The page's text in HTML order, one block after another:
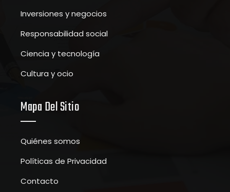
Inversiones y negocios
Responsabilidad social
Ciencia y tecnología
Cultura y ocio
Mapa Del Sitio
Quiénes somos
Políticas de Privacidad
Contacto